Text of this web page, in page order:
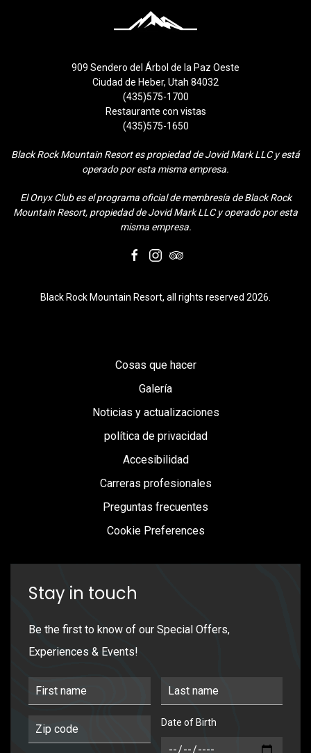
909 Sendero del Árbol de la Paz Oeste
Ciudad de Heber, Utah 84032
(435)575-1700
Restaurante con vistas
(435)575-1650
Black Rock Mountain Resort es propiedad de Jovid Mark LLC y está
operado por esta misma empresa.
El Onyx Club es el programa oficial de membresía de Black Rock
Mountain Resort, propiedad de Jovid Mark LLC y operado por esta
misma empresa.
facebookinstagramtripadvisor
Black Rock Mountain Resort, all rights reserved 2026.
Cosas que hacer
Galería
Noticias y actualizaciones
política de privacidad
Accesibilidad
Carreras profesionales
Preguntas frecuentes
Cookie Preferences
Stay in touch
Be the first to know of our Special Offers,
Experiences & Events!
First Name Last Name
Postal Code DOB
Date of Birth